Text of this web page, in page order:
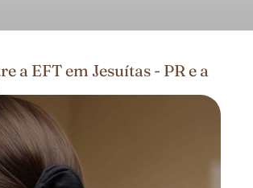
a EFT em Jesuítas - PR e a